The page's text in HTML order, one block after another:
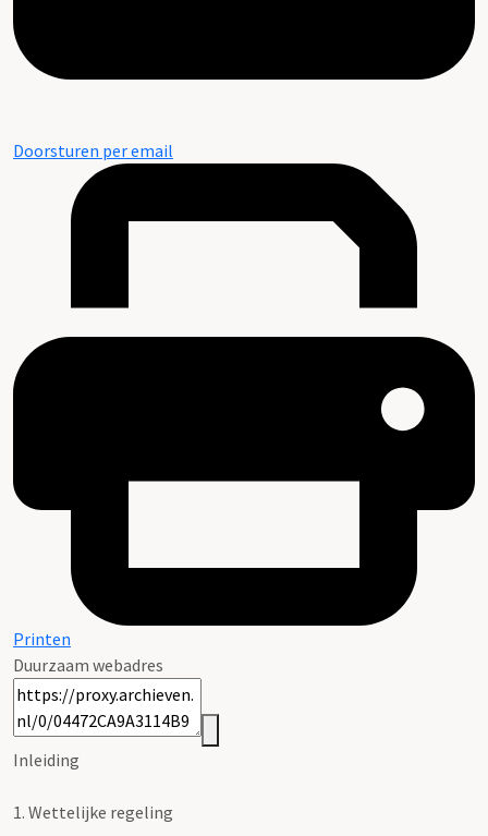
Doorsturen per email
Printen
Duurzaam webadres
Inleiding
1. Wettelijke regeling